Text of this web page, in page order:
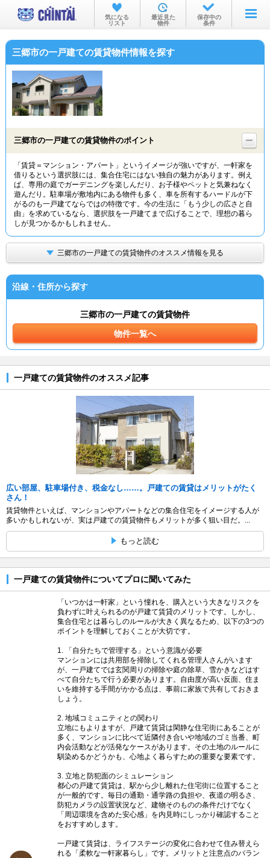
お部屋を探す
沿線・駅から
物件特集から
TOP
気になる
リスト
最近見た
物件
保存中の
条件
三郷市の一戸建ての賃貸物件情報を探す
三郷市の一戸建ての賃貸物件のポイント
「賃貸＝マンション・アパート」というイメージが強いですが、一軒家を
借りるという選択肢には、集合住宅にはない独自の魅力があります。例え
ば、専用の庭でガーデニングを楽しんだり、お子様やペットと気兼ねなく
遊んだり。駐車場が敷地内にある物件も多く、車を所有するハードルが下
がるのも一戸建てならではの特徴です。今の生活に「もう少しの広さと自
由」を求めているなら、選択肢を一戸建てまで広げることで、理想の暮ら
しが見つかるかもしれません。
三郷市の一戸建ての賃貸物件のオススメ情報を見る
沿線・住所から探す
三郷市の一戸建ての賃貸物件
物件一覧へ
一戸建ての賃貸物件のオススメ記事
広い部屋、駐車場付き、税金なし……。戸建ての賃貸はメリットがたく
さん！
賃貸物件といえば、マンションやアパートなどの集合住宅をイメージする人が
多いかもしれないが、実は戸建ての賃貸物件もメリットが多く狙い目だ。...
もっと読む
一戸建ての賃貸物件についてプロに聞いてみた
「いつかは一軒家」という憧れを、購入という大きなリスクを
負わずに叶えられるのが戸建て賃貸のメリットです。しかし、
集合住宅とは暮らしのルールが大きく異なるため、以下の3つの
ポイントを理解しておくことが大切です。
1. 「自分たちで管理する」という意識が必要
マンションには共用部を掃除してくれる管理人さんがいます
が、一戸建てでは玄関周りの掃除や庭の除草、雪かきなどはす
べて自分たちで行う必要があります。自由度が高い反面、住ま
いを維持する手間がかかる点は、事前に家族で共有しておきま
しょう。
2. 地域コミュニティとの関わり
立地にもよりますが、戸建て賃貸は閑静な住宅街にあることが
多く、マンションに比べて近隣付き合いや地域のゴミ当番、町
内会活動などが活発なケースがあります。その土地のルールに
馴染めるかどうかも、心地よく暮らすための重要な要素です。
3. 立地と防犯面のシミュレーション
都心の戸建て賃貸は、駅から少し離れた住宅街に位置すること
が一般的です。毎日の通勤・通学路の負担や、夜道の明るさ、
防犯カメラの設置状況など、建物そのものの条件だけでなく
「周辺環境を含めた安心感」を内見時にしっかり確認すること
をおすすめします。
一戸建て賃貸は、ライフステージの変化に合わせて住み替えら
れる「柔軟な一軒家暮らし」です。メリットと注意点のバラン